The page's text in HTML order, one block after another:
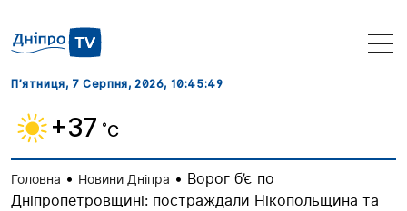
П’ятниця, 7 Серпня, 2026, 10:45:50
+37 ˚C
Головна • Новини Дніпра • Ворог б’є по
Дніпропетровщині: постраждали Нікопольщина та